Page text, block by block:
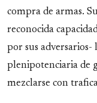
compra de armas.
reconocida
por sus
plenipotenciaria de
mezclarse con